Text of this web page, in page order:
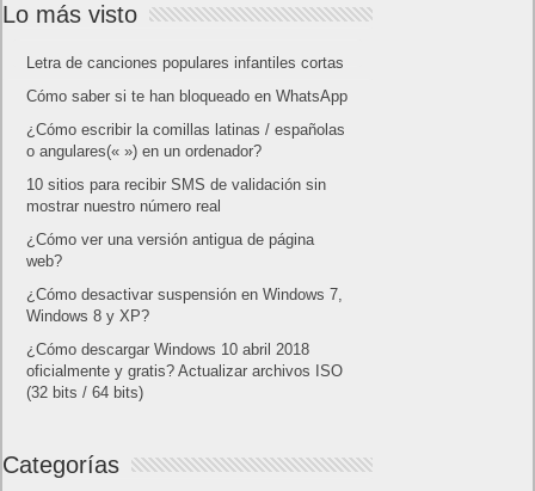
Lo más visto
Letra de canciones populares infantiles cortas
Cómo saber si te han bloqueado en WhatsApp
¿Cómo escribir la comillas latinas / españolas
o angulares(« ») en un ordenador?
10 sitios para recibir SMS de validación sin
mostrar nuestro número real
¿Cómo ver una versión antigua de página
web?
¿Cómo desactivar suspensión en Windows 7,
Windows 8 y XP?
¿Cómo descargar Windows 10 abril 2018
oficialmente y gratis? Actualizar archivos ISO
(32 bits / 64 bits)
Categorías